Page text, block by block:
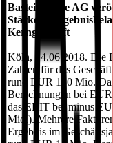
Bastei Lübbe AG
Stärkere
Kerngeschäft
Köln, 14.06.2018. Die
Zahlen für das
rund EUR 140 Mio.
Berechnungen bei
das EBIT bei minus
Mio.). Mehrere
Ergebnis im